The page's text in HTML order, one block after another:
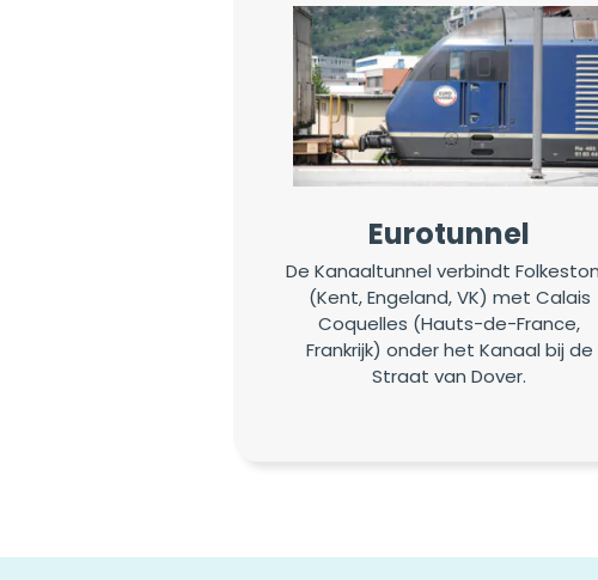
Eurotunnel
De Kanaaltunnel verbindt
(Kent, Engeland, VK) met Calais
Coquelles (Hauts-de-France,
Frankrijk) onder het Kanaal bij de
Straat van Dover.